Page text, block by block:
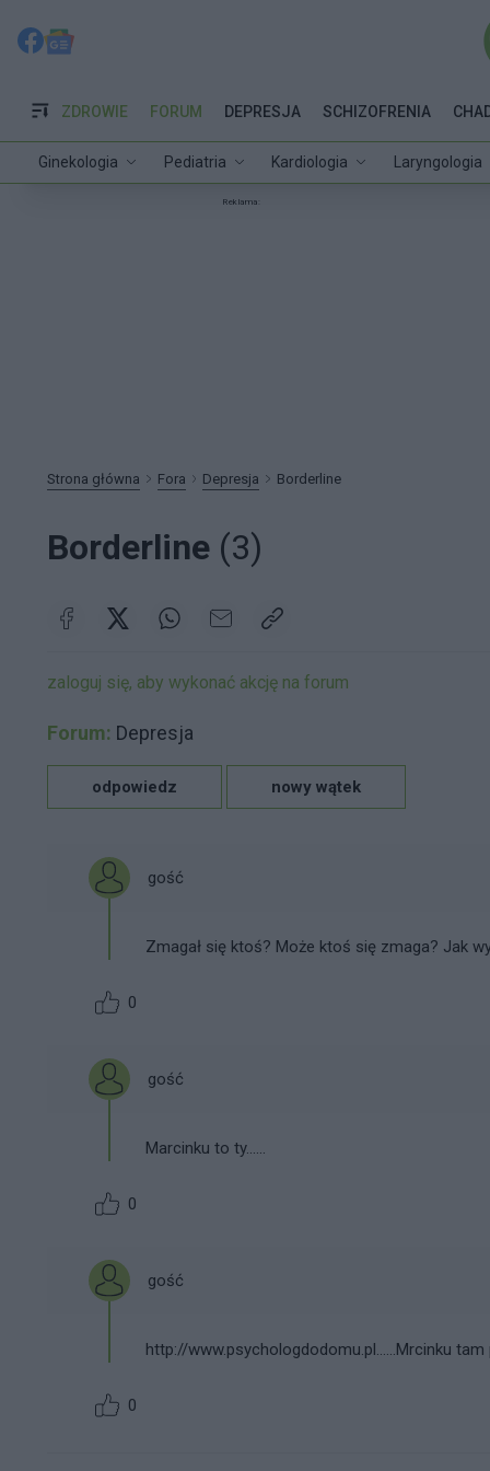
ZDROWIE
Ginekologia Pediatria Kardiologia Laryngologia
FORUM DEPRESJA SCHIZOFRENIA
Reklama:
Strona główna Fora Depresja Borderline
Borderline (3)
zaloguj się, aby wykonać akcję na forum
Forum: Depresja
odpowiedz nowy wątek
gość
Zmagał się ktoś? Może ktoś się zmaga? Jak
0
gość
Marcinku to ty......
0
gość
http://www.psychologdodomu.pl......Mrcinku tam
0